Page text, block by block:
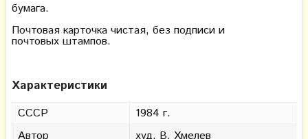
бумага.
Почтовая карточка чистая, без подписи и
почтовых штампов.
Характеристики
СССР
1984 г.